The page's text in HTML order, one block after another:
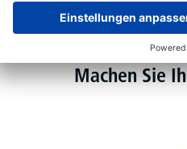
Machen Sie